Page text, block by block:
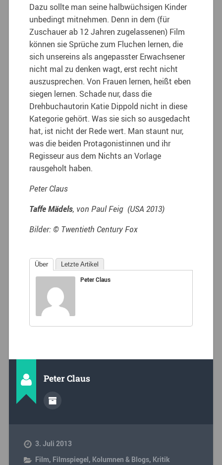
Dazu sollte man seine halbwüchsigen Kinder
unbedingt mitnehmen. Denn in dem (für
Zuschauer ab 12 Jahren zugelassenen) Film
können sie Sprüche zum Fluchen lernen, die
sich unsereins als angepasster Erwachsener
nicht mal zu denken wagt, erst recht nicht
auszusprechen. Von Frauen lernen, heißt eben
siegen lernen. Schade nur, dass die
Drehbuchautorin Katie Dippold nicht in diese
Kategorie gehört. Was sie sich so ausgedacht
hat, ist nicht der Rede wert. Man staunt nur,
was die beiden Protagonistinnen und ihr
Regisseur aus dem Nichts an Vorlage
rausgeholt haben.
Peter Claus
Taffe Mädels, von Paul Feig (USA 2013)
Bilder: © Twentieth Century Fox
Über Letzte Artikel
Peter Claus
Peter Claus
3. Juli 2013
Film, Filmspiegel, Kolumnen & Blogs, Kritik